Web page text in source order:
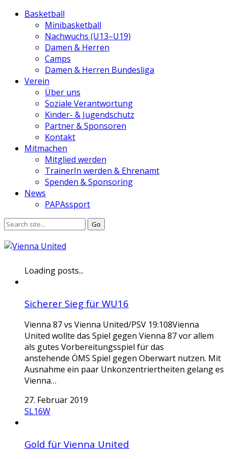
Basketball
Minibasketball
Nachwuchs (U13–U19)
Damen & Herren
Camps
Damen & Herren Bundesliga
Verein
Über uns
Soziale Verantwortung
Kinder- & Jugendschutz
Partner & Sponsoren
Kontakt
Mitmachen
Mitglied werden
TrainerIn werden & Ehrenamt
Spenden & Sponsoring
News
PAPAssport
Loading posts...
Sicherer Sieg für WU16
Vienna 87 vs Vienna United/PSV 19:108Vienna
United wollte das Spiel gegen Vienna 87 vor allem
als gutes Vorbereitungsspiel für das
anstehende ÖMS Spiel gegen Oberwart nutzen. Mit
Ausnahme ein paar Unkonzentriertheiten gelang es
Vienna…
27. Februar 2019
SL16W
Gold für Vienna United